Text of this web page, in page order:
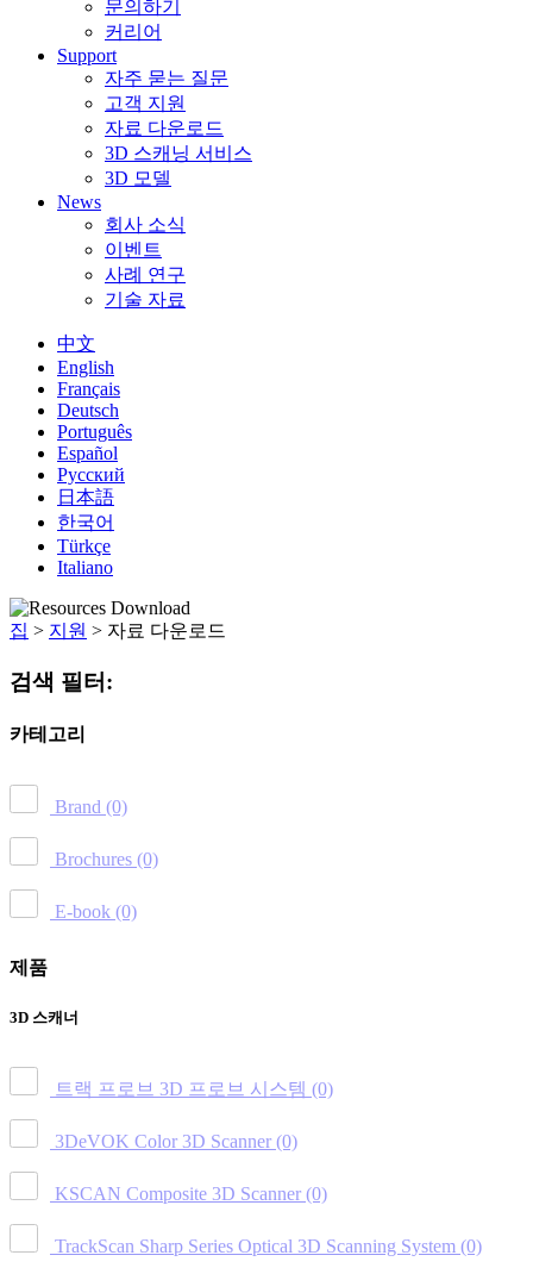
문의하기
커리어
Support
자주 묻는 질문
고객 지원
자료 다운로드
3D 스캐닝 서비스
3D 모델
News
회사 소식
이벤트
사례 연구
기술 자료
中文
English
Français
Deutsch
Português
Español
Русский
日本語
한국어
Türkçe
Italiano
집 > 지원 > 자료 다운로드
검색 필터:
카테고리
Brand (0)
Brochures (0)
E-book (0)
제품
3D 스캐너
트랙 프로브 3D 프로브 시스템 (0)
3DeVOK Color 3D Scanner (0)
KSCAN Composite 3D Scanner (0)
TrackScan Sharp Series Optical 3D Scanning System (0)